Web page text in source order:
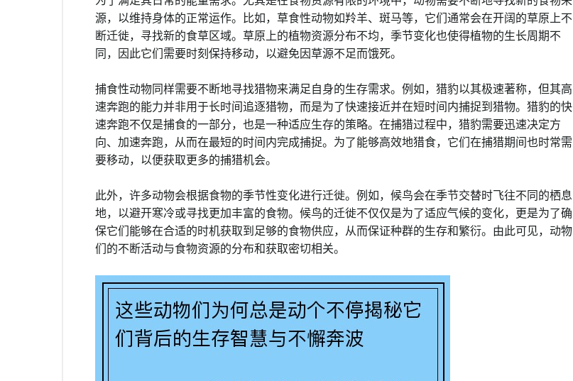
源，以维持身体的正常运作。比如，草食性动物如羚羊、斑马等，它们通常会在开阔的草原上不
断迁徙，寻找新的食草区域。草原上的植物资源分布不均，季节变化也使得植物的生长周期不
同，因此它们需要时刻保持移动，以避免因草源不足而饿死。
捕食性动物同样需要不断地寻找猎物来满足自身的生存需求。例如，猎豹以其极速著称，但其高
速奔跑的能力并非用于长时间追逐猎物，而是为了快速接近并在短时间内捕捉到猎物。猎豹的快
速奔跑不仅是捕食的一部分，也是一种适应生存的策略。在捕猎过程中，猎豹需要迅速决定方
向、加速奔跑，从而在最短的时间内完成捕捉。为了能够高效地猎食，它们在捕猎期间也时常需
要移动，以便获取更多的捕猎机会。
此外，许多动物会根据食物的季节性变化进行迁徙。例如，候鸟会在季节交替时飞往不同的栖息
地，以避开寒冷或寻找更加丰富的食物。候鸟的迁徙不仅仅是为了适应气候的变化，更是为了确
保它们能够在合适的时机获取到足够的食物供应，从而保证种群的生存和繁衍。由此可见，动物
们的不断活动与食物资源的分布和获取密切相关。